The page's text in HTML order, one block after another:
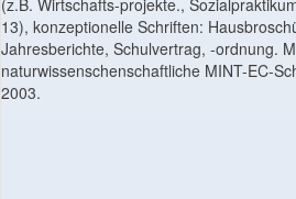
13), konzeptionelle Schriften:
Jahresberichte, Schulvertrag, -ordnung.
naturwissenschenschaftliche MINT-EC-
2003.